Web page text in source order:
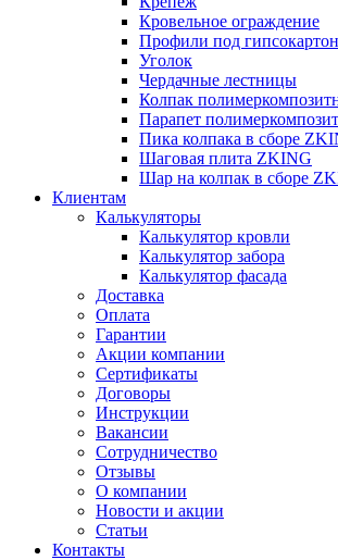
Кровельное ограждение
Профили под гипсокартон
Уголок
Чердачные лестницы
Колпак
Парапет
Пика колпака в сборе
Шаговая плита ZKING
Шар на колпак в сборе
Клиентам
Калькуляторы
Калькулятор кровли
Калькулятор забора
Калькулятор фасада
Доставка
Оплата
Гарантии
Акции компании
Сертификаты
Договоры
Инструкции
Вакансии
Сотрудничество
Отзывы
О компании
Новости и акции
Статьи
Контакты